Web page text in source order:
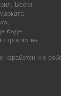
Всеки
бъде
на
изработен и е